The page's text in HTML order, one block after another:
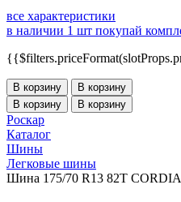
все характеристики
в наличии 1 шт покупай
В корзину
В корзину
В корзину
В корзину
Роскар
Каталог
Шины
Легковые шины
Шина 175/70 R13 82T